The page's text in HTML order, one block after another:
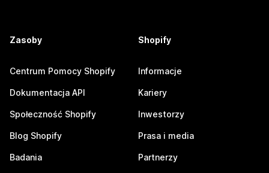
Zasoby
Centrum Pomocy Shopify
Dokumentacja API
Społeczność Shopify
Blog Shopify
Badania
Shopify
Informacje
Kariery
Inwestorzy
Prasa i media
Partnerzy